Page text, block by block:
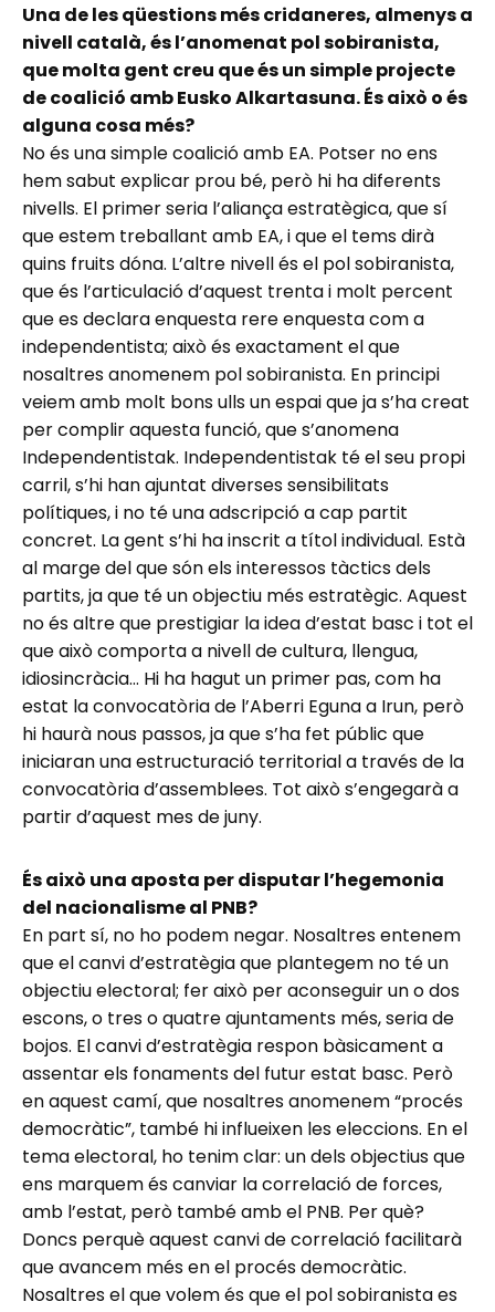
Una de les qüestions més cridaneres, almenys a
nivell català, és l’anomenat pol sobiranista,
que molta gent creu que és un simple projecte
de coalició amb Eusko Alkartasuna. És això o és
alguna cosa més?
No és una simple coalició amb EA. Potser no ens
hem sabut explicar prou bé, però hi ha diferents
nivells. El primer seria l’aliança estratègica, que sí
que estem treballant amb EA, i que el tems dirà
quins fruits dóna. L’altre nivell és el pol sobiranista,
que és l’articulació d’aquest trenta i molt percent
que es declara enquesta rere enquesta com a
independentista; això és exactament el que
nosaltres anomenem pol sobiranista. En principi
veiem amb molt bons ulls un espai que ja s’ha creat
per complir aquesta funció, que s’anomena
Independentistak. Independentistak té el seu propi
carril, s’hi han ajuntat diverses sensibilitats
polítiques, i no té una adscripció a cap partit
concret. La gent s’hi ha inscrit a títol individual. Està
al marge del que són els interessos tàctics dels
partits, ja que té un objectiu més estratègic. Aquest
no és altre que prestigiar la idea d’estat basc i tot el
que això comporta a nivell de cultura, llengua,
idiosincràcia… Hi ha hagut un primer pas, com ha
estat la convocatòria de l’Aberri Eguna a Irun, però
hi haurà nous passos, ja que s’ha fet públic que
iniciaran una estructuració territorial a través de la
convocatòria d’assemblees. Tot això s’engegarà a
partir d’aquest mes de juny.
És això una aposta per disputar l’hegemonia
del nacionalisme al PNB?
En part sí, no ho podem negar. Nosaltres entenem
que el canvi d’estratègia que plantegem no té un
objectiu electoral; fer això per aconseguir un o dos
escons, o tres o quatre ajuntaments més, seria de
bojos. El canvi d’estratègia respon bàsicament a
assentar els fonaments del futur estat basc. Però
en aquest camí, que nosaltres anomenem “procés
democràtic”, també hi influeixen les eleccions. En el
tema electoral, ho tenim clar: un dels objectius que
ens marquem és canviar la correlació de forces,
amb l’estat, però també amb el PNB. Per què?
Doncs perquè aquest canvi de correlació facilitarà
que avancem més en el procés democràtic.
Nosaltres el que volem és que el pol sobiranista es